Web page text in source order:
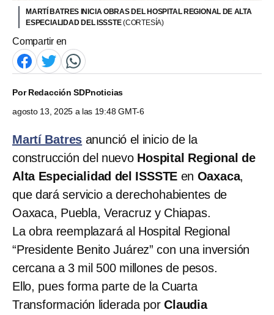
MARTÍ BATRES INICIA OBRAS DEL HOSPITAL REGIONAL DE ALTA
ESPECIALIDAD DEL ISSSTE(CORTESÍA)
Compartir en
PorRedacción SDPnoticias
agosto 13, 2025 a las 19:48 GMT-6
Martí Batres anunció el inicio de la
construcción del nuevo Hospital Regional de
Alta Especialidad del ISSSTE en Oaxaca,
que dará servicio a derechohabientes de
Oaxaca, Puebla, Veracruz y Chiapas.
La obra reemplazará al Hospital Regional
“Presidente Benito Juárez” con una inversión
cercana a 3 mil 500 millones de pesos.
Ello, pues forma parte de la Cuarta
Transformación liderada porClaudia